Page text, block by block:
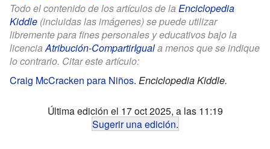
Todo el contenido de los artículos de la Enciclopedia
Kiddle (incluidas las imágenes) se puede utilizar
libremente para fines personales y educativos bajo la
licenciaAtribución-CompartirIguala menos que se indique
lo contrario. Citar este artículo:
Craig McCracken para Niños. Enciclopedia Kiddle.
Última edición el 17 oct 2025, a las 11:19
Sugerir una edición.